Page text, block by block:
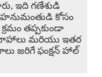
ఇది గణేశుడి
కోసం
తప్పకుండా
మరియు ఇతర
జరిగే ఫంక్షన్ హాల్